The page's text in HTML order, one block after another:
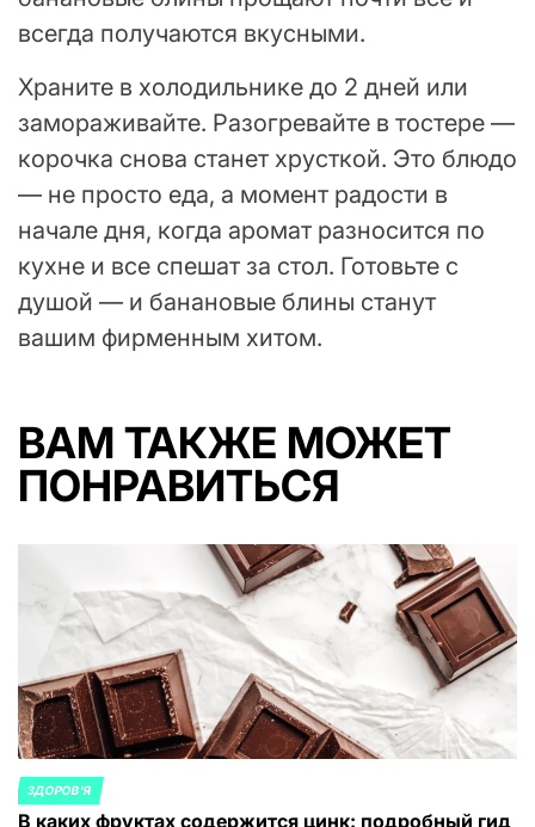
всегда получаются вкусными.
Храните в холодильнике до 2 дней или
замораживайте. Разогревайте в тостере —
корочка снова станет хрусткой. Это блюдо
— не просто еда, а момент радости в
начале дня, когда аромат разносится по
кухне и все спешат за стол. Готовьте с
душой — и банановые блины станут
вашим фирменным хитом.
ВАМ ТАКЖЕ МОЖЕТ
ПОНРАВИТЬСЯ
ОПУБЛИКОВАНО
В
ЗДОРОВ'Я
В каких фруктах содержится цинк: подробный гид